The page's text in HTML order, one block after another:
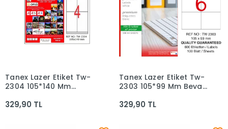
Sepete Ekle
Tanex Lazer Etiket Tw-
2304 105*140 Mm
329,90 TL
Sepete Ekle
Tanex Lazer Etiket Tw-
2303 105*99 Mm Beyaz
329,90 TL